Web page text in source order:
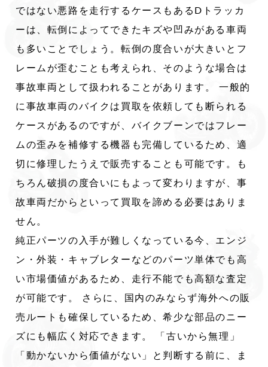
ではない悪路を走行するケースもあるDトラッカ
ーは、転倒によってできたキズや凹みがある車両
も多いことでしょう。転倒の度合いが大きいとフ
レームが歪むことも考えられ、そのような場合は
事故車両として扱われることがあります。 一般的
に事故車両のバイクは買取を依頼しても断られる
ケースがあるのですが、バイクブーンではフレー
ムの歪みを補修する機器も完備しているため、適
切に修理したうえで販売することも可能です。も
ちろん破損の度合いにもよって変わりますが、事
故車両だからといって買取を諦める必要はありま
せん。
純正パーツの入手が難しくなっている今、エンジ
ン・外装・キャブレターなどのパーツ単体でも高
い市場価値があるため、走行不能でも高額な査定
が可能です。 さらに、国内のみならず海外への販
売ルートも確保しているため、希少な部品のニー
ズにも幅広く対応できます。 「古いから無理」
「動かないから価値がない」と判断する前に、ま